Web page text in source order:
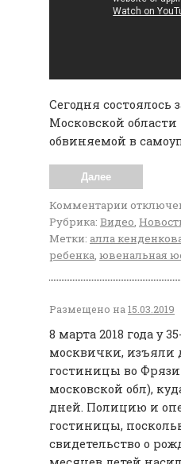
Сегодня состоялось
Московской
обвиняемой в
Далее
Комментарии
Рубрика: Видео,
Метки: алла
ребенка, ювенальная
Размещено на 15.03.2019
8 марта 2018 года у
москвички, изъяли
гостиницы во
московской обл),
дней. Полицию и
гостиницы,
свидетельство о